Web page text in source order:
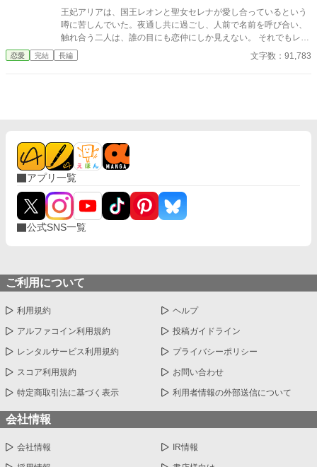
性が、自分自身を取り戻すまでの物語。
王妃アリアは、国王レオンと聖女セレナが愛し合っているという
噂に苦しんでいた。夜通し共に過ごし、人前で名前を呼び合い、
触れ合う二人は、誰の目にも恋仲にしか見えない。 それでもレオ
ンは「国を守るために必要なことだ」と妻の痛みに気づかず、セ
レナも王妃の席へ座り、妻のように振る舞い続ける。ついに礼拝
恋愛 完結 長編 文字数：91,783
アプリ一覧
公式SNS一覧
ご利用について
利用規約 ヘルプ
アルファコイン利用規約 投稿ガイドライン
レンタルサービス利用規約 プライバシーポリシー
スコア利用規約 お問い合わせ
特定商取引法に基づく表示 利用者情報の外部送信について
会社情報
会社情報 IR情報